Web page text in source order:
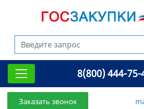
8(800) 444-75-
Заказать звонок